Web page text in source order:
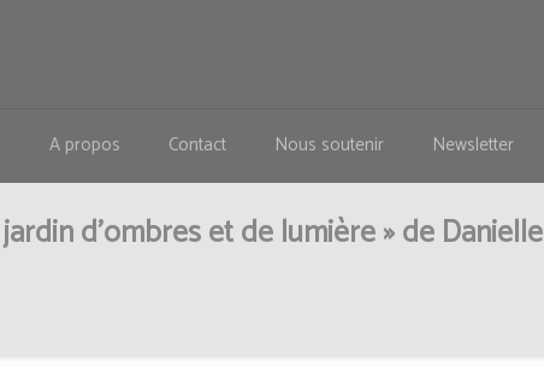
A propos Contact Nous soutenir Newsletter
d’ombres et de lumière » de Danielle